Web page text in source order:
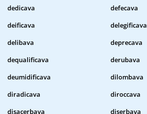
dedicava
defecava
deificava
delegificava
delibava
deprecava
dequalificava
derubava
deumidificava
dilombava
diradicava
diroccava
disacerbava
diserbava